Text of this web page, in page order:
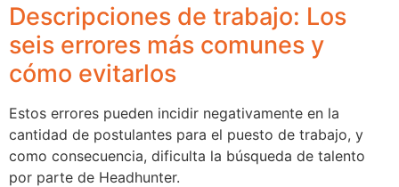
Descripciones de trabajo: Los
seis errores más comunes y
cómo evitarlos
Estos errores pueden incidir negativamente en la
cantidad de postulantes para el puesto de trabajo, y
como consecuencia, dificulta la búsqueda de talento
por parte de Headhunter.